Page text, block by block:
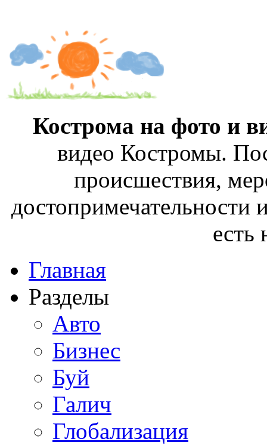
Кострома на фото и
видео Костромы.
происшествия,
достопримечательности
есть
Главная
Разделы
Авто
Бизнес
Буй
Галич
Глобализация